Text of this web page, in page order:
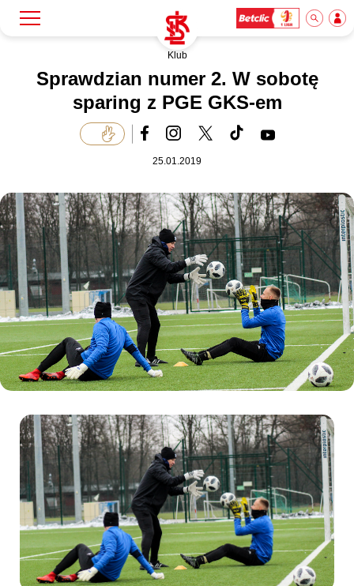
Klub
Akademia
Biznes
Dla mediów
SKLEP KUP BILET
Klub
Sprawdzian numer 2. W sobotę
sparing z PGE GKS-em
25.01.2019